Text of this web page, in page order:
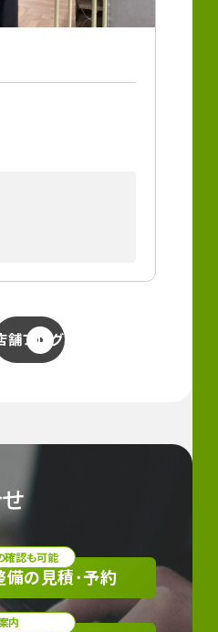
舗ブログ
確認も可能
備の 見積･予約
内